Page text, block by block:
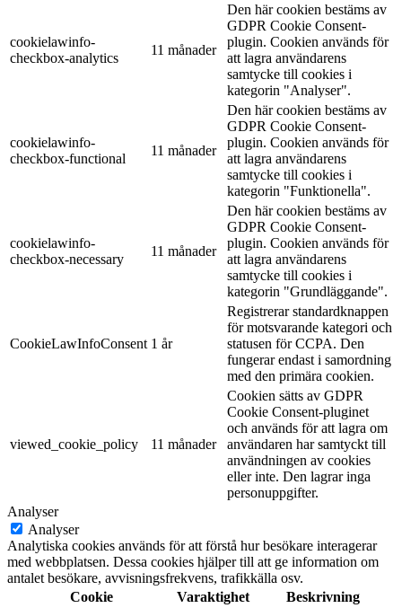
cookielawinfo-
checkbox-analytics
11 månader
Den här cookien bestäms av
GDPR Cookie Consent-
plugin. Cookien används för
att lagra användarens
samtycke till cookies i
kategorin "Analyser".
cookielawinfo-
checkbox-functional
11 månader
Den här cookien bestäms av
GDPR Cookie Consent-
plugin. Cookien används för
att lagra användarens
samtycke till cookies i
kategorin "Funktionella".
cookielawinfo-
checkbox-necessary
11 månader
Den här cookien bestäms av
GDPR Cookie Consent-
plugin. Cookien används för
att lagra användarens
samtycke till cookies i
kategorin "Grundläggande".
CookieLawInfoConsent 1 år
Registrerar standardknappen
för motsvarande kategori och
statusen för CCPA. Den
fungerar endast i samordning
med den primära cookien.
viewed_cookie_policy 11 månader
Cookien sätts av GDPR
Cookie Consent-pluginet
och används för att lagra om
användaren har samtyckt till
användningen av cookies
eller inte. Den lagrar inga
personuppgifter.
Analyser
Analyser
Analytiska cookies används för att förstå hur besökare interagerar
med webbplatsen. Dessa cookies hjälper till att ge information om
antalet besökare, avvisningsfrekvens, trafikkälla osv.
Cookie
Varaktighet Beskrivning